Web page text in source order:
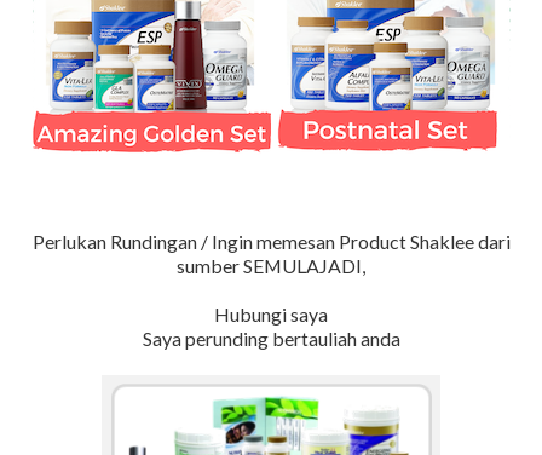
Perlukan Rundingan / Ingin memesan Product Shaklee dari
sumber SEMULAJADI,
Hubungi saya
Saya perunding bertauliah anda